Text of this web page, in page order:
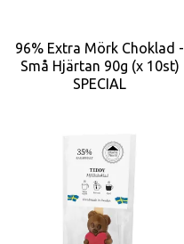
96% Extra Mörk Choklad -
Små Hjärtan 90g (x 10st)
SPECIAL